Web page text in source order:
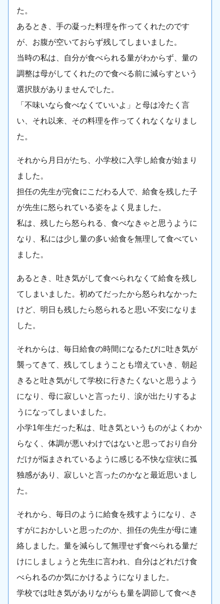
た。
あるとき、手の凝った料理を作ってくれたのです
が、お腹が空いておらず残してしまいました。
当時の私は、自分が食べられる量がわからず、量の
調整は母がしてくれたので食べる前に減らすという
選択肢がありませんでした。
「不味いなら食べなくていいよ」と母は冷たく言
い、それ以来、その料理を作ってくれなくなりまし
た。
それから月日がたち、小学校に入学し給食が始まり
ました。
担任の先生が完食にこだわる人で、給食を残した子
が先生に怒られている姿をよく見ました。
私は、残したら怒られる、食べなきゃと思うように
なり、私には少し量の多い給食を無理して食べてい
ました。
あるとき、吐き気がして食べられなくて給食を残し
てしまいました。初めてだったから怒られなかった
けど、明日も残したら怒られると思い不安になりま
した。
それからは、毎日給食の時間になるたびに吐き気が
襲ってきて、残してしまうことも増えていき、朝起
きると吐き気がして学校に行きたくないと思うよう
になり、母に寂しいと言ったり、涙が出たりするよ
うになってしまいました。
小学1年生だった私は、吐き気というものがよくわか
らなく、体調が悪いわけではないと思っており自分
だけが悩まされているように感じる不快な症状に孤
独感があり、寂しいと言ったのかなと最近思いまし
た。
それから、毎日のように給食を残すようになり、さ
すがにおかしいと思ったのか、担任の先生が母に連
絡しました。量を減らして無理せず食べられる量だ
けにしましょうと先生に言われ、自分はどれだけ食
べられるのか気にかけるようになりました。
学校では吐き気がありながらも量を調節して食べき